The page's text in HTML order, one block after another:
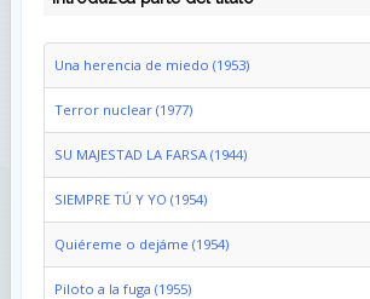
Una herencia de miedo (1953)
Terror nuclear (1977)
SU MAJESTAD LA FARSA (1944)
SIEMPRE TÚ Y YO (1954)
Quiéreme o dejáme (1954)
Piloto a la fuga (1955)